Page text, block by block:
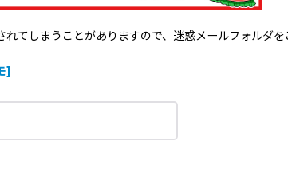
てしまうことがありますので、迷惑メールフォル
]